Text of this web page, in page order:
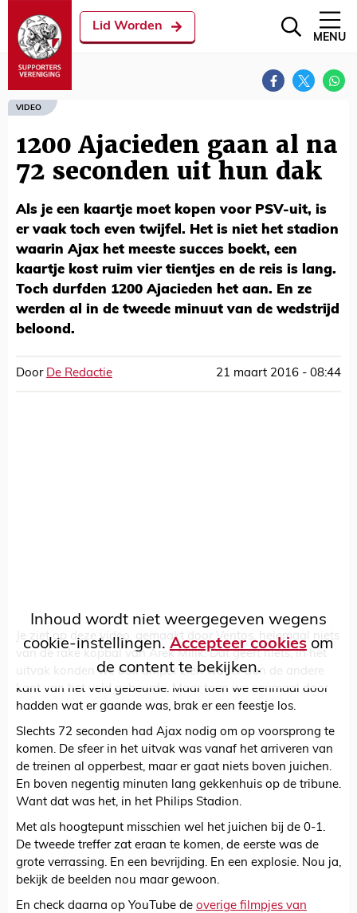
Lid Worden
MENU
VIDEO
1200 Ajacieden gaan al na
72 seconden uit hun dak
Als je een kaartje moet kopen voor PSV-uit, is
er vaak toch even twijfel. Het is niet het stadion
waarin Ajax het meeste succes boekt, een
kaartje kost ruim vier tientjes en de reis is lang.
Toch durfden 1200 Ajacieden het aan. En ze
werden al in de tweede minuut van de wedstrijd
beloond.
Door De Redactie 21 maart 2016 - 08:44
Inhoud wordt niet weergegeven wegens
cookie-instellingen.Accepteer cookies om
de content te bekijken.
Je ziet op deze video, gemaakt door Ventos, helemaal niets
van de rake kopbal van Arek Milik. Dat geeft niets, in het
uitvak konden we ook amper zien wat er aan de andere
kant van het veld gebeurde. Maar toen we eenmaal door
hadden wat er gaande was, brak er een feestje los.
Slechts 72 seconden had Ajax nodig om op voorsprong te
komen. De sfeer in het uitvak was vanaf het arriveren van
de treinen al opperbest, maar er gaat niets boven juichen.
En boven negentig minuten lang gekkenhuis op de tribune.
Want dat was het, in het Philips Stadion.
Met als hoogtepunt misschien wel het juichen bij de 0-1.
De tweede treffer zat eraan te komen, de eerste was de
grote verrassing. En een bevrijding. En een explosie. Nou ja,
bekijk de beelden nou maar gewoon.
En check daarna op YouTube de overige filmpjes van